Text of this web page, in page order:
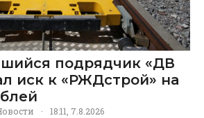
подрядчик «ДВ
иск к «РЖДстрой» на
· 18:11, 7.8.2026